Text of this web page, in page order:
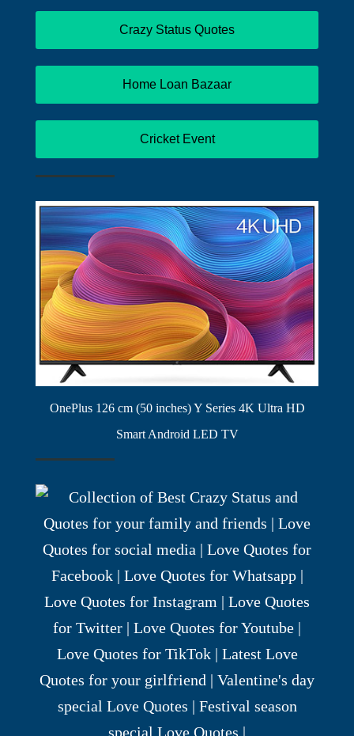
Crazy Status Quotes
Home Loan Bazaar
Cricket Event
OnePlus 126 cm (50 inches) Y Series 4K Ultra HD
Smart Android LED TV